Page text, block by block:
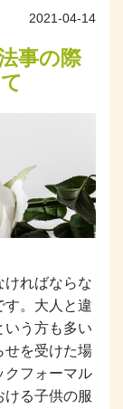
2021-04-14
事の際
ければならな
す。大人と違
いう方も多い
せを受けた場
クフォーマル
ける子供の服